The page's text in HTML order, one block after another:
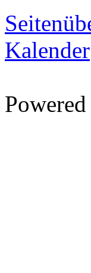
Kalender